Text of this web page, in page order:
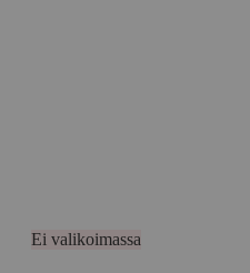
Ei valikoimassa